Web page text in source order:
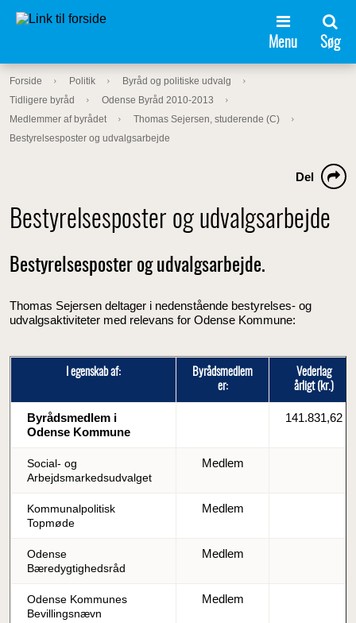
Menu Søg
Forside Politik
Byråd og politiske udvalg
Tidligere byråd
Odense Byråd 2010-2013
Medlemmer af byrådet
Thomas Sejersen, studerende (C)
Bestyrelsesposter og udvalgsarbejde
Bestyrelsesposter og udvalgsarbejde
Del
Bestyrelsesposter og udvalgsarbejde.
Thomas Sejersen deltager i nedenstående bestyrelses- og
udvalgsaktiviteter med relevans for Odense Kommune:
I egenskab af:
Byrådsmedlem
er:
Vederlag
årligt (kr.)
Byrådsmedlem i
Odense Kommune
141.831,62
Social- og
Arbejdsmarkedsudvalget
Medlem
Kommunalpolitisk
Topmøde
Medlem
Odense
Bæredygtighedsråd
Medlem
Odense Kommunes
Bevillingsnævn
Medlem